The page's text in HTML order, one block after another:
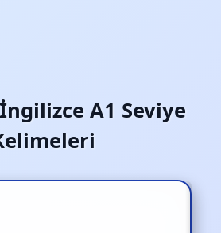
İngilizce A1 Seviye